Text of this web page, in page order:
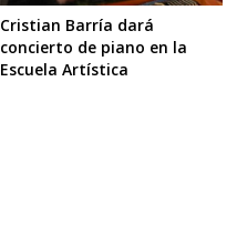
Cristian Barría dará
concierto de piano en la
Escuela Artística